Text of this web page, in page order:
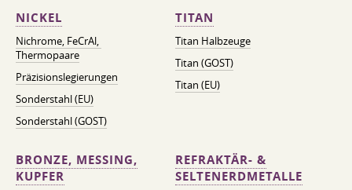
NICKEL
Nichrome, FeСrAl, ​​
Thermopaare
Präzisionslegierungen
Sonderstahl (EU)
Sonderstahl (GOST)
TITAN
Titan Halbzeuge
Titan (GOST)
Titan (EU)
BRONZE, MESSING,
KUPFER
REFRAKTÄR- &
SELTENERDMETALLE